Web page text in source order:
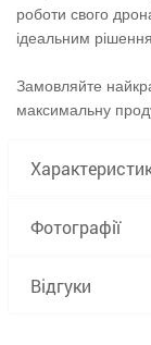
роботи свого
ідеальним
Замовляйте
максимальну
Фотографії
Відгуки